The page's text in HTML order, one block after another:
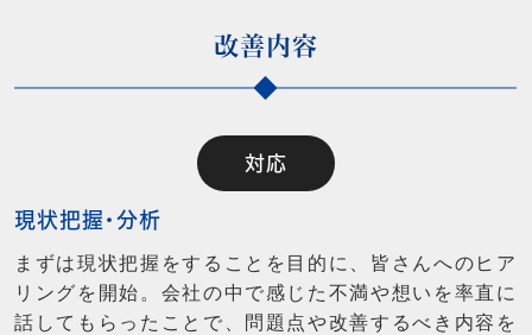
改善内容
対応
現状把握・分析
まずは現状把握をすることを目的に、皆さんへのヒア
リングを開始。会社の中で感じた不満や想いを率直に
話してもらったことで、問題点や改善するべき内容を